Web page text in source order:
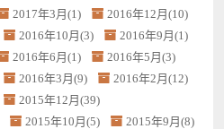
2017年3月(1)
2016年12月(10)
2016年10月(3)
2016年9月(1)
2016年6月(1)
2016年5月(3)
2016年3月(9)
2016年2月(12)
2015年12月(39)
2015年10月(5)
2015年9月(8)